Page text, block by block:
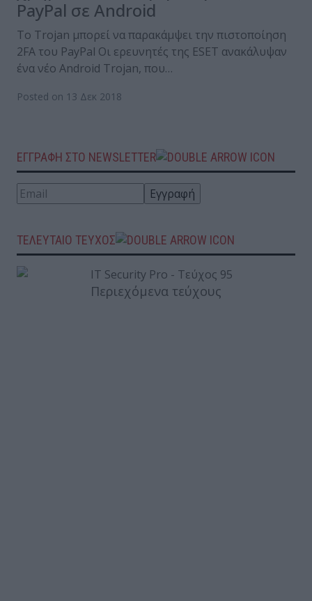
PayPal σε Android
Το Trojan μπορεί να παρακάμψει την πιστοποίηση
2FA του PayPal Οι ερευνητές της ESET ανακάλυψαν
ένα νέο Android Trojan, που…
Posted on 13 Δεκ 2018
ΕΓΓΡΑΦΗ ΣΤΟ NEWSLETTER
ΤΕΛΕΥΤΑΙΟ ΤΕΥΧΟΣ
Περιεχόμενα τεύχους